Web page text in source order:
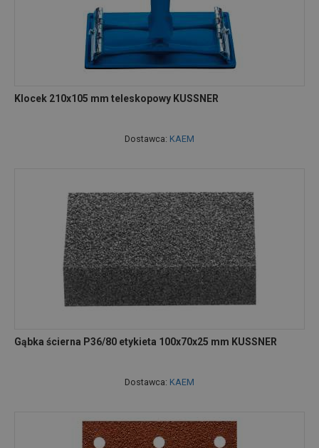
Klocek 210x105 mm teleskopowy KUSSNER
Dostawca: KAEM
Gąbka ścierna P36/80 etykieta 100x70x25 mm KUSSNER
Dostawca: KAEM